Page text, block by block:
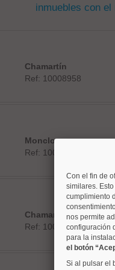
inmuebles con
Chamartín
Ref: 10008958
Moncloa
Ref: 10008846
Chamartín
Ref: 10008914
Con el fin de
similares.
cumplimiento
nos permite
configuración
para la
el botón
Si al pulsar el